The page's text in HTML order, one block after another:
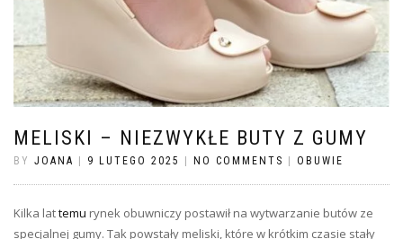
MELISKI – NIEZWYKŁE BUTY Z GUMY
BY JOANA 9 LUTEGO 2025 NO COMMENTS OBUWIE
Kilka lattemu rynek obuwniczy postawił na wytwarzanie butów ze
specjalnej gumy. Tak powstały meliski, które w krótkim czasie stały